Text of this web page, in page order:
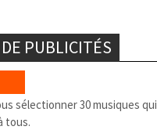
PUBLICITÉS
sélectionner 30 musiques qui
tous.